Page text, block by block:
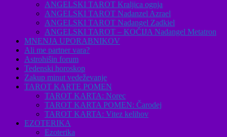
ANGELSKI TAROT Kraljica ognja
ANGELSKI TAROT Nadanzel Azrael
ANGELSKI TAROT Nadangel Zadkiel
ANGELSKI TAROT – KOČIJA Nadangel Metatron
MNENJA UPORABNIKOV
Ali me partner vara?
Astrohišin forum
Tedenski horoskop
Zakup minut vedeževanje
TAROT KARTE POMEN
TAROT KARTA: Norec
TAROT KARTA POMEN: Čarodej
TAROT KARTA: Vitez kelihov
EZOTERIKA
Ezoterika